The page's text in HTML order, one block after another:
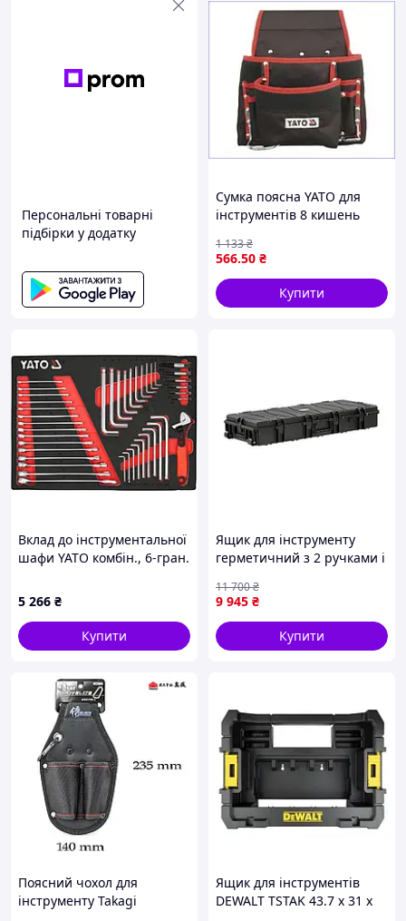
Ви завжди можете проконсультуватися і
поставити будь-які питання, що Вас цікавлять,
нашим менеджерам у розділі контакти
Надсилання замовлень здійснюється в день
оформлення та оплати, що гарантує швидке
Купити з доставкою Чохол, сумка, пенал для
інструментів, паяльника, аксесуарів, дрібниць,
на замку 24.5x12x5 см у містах:
Києві, Харкові, Дніпрі, Одесі, Миколаєві, Запоріжжі,
Львові, Івано-Франківську, Рівному, Луцьку, Чернігові,
Житомирі, Херсоні, Чернівцях, Черкасах, Полтаві,
Сумах, Ужгороді та інших.
А також самовивозом із міста Бориспіль.
Персональні товарні
підбірки у додатку
Сумка поясна YATO для
інструментів 8 кишень
зберігання і
транспортування
566.50 ₴
1 133₴
Купити
Вклад до інструментальної
шафи YATO комбін., 6-гран.
гви 530х390х32 мм 41 ел
5 266 ₴
Купити
Ящик для інструменту
герметичний з 2 ручками і
мм) з поліпропілену Yato
YT-08884
9 945 ₴
11 700₴
Купити
Поясний чохол для
інструменту Takagi
Ящик для інструментів
DEWALT TSTAK 43.7 x 31 x